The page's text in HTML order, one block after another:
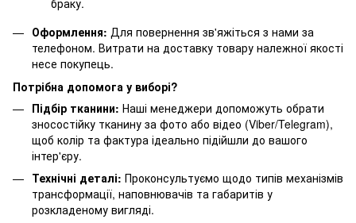
Оформлення: Для повернення зв'яжіться з нами за
телефоном. Витрати на доставку товару належної якості
несе покупець.
Потрібна допомога у виборі?
Підбір тканини: Наші менеджери допоможуть обрати
зносостійку тканину за фото або відео (Viber/Telegram),
щоб колір та фактура ідеально підійшли до вашого
інтер'єру.
Технічні деталі: Проконсультуємо щодо типів механізмів
трансформації, наповнювачів та габаритів у
розкладеному вигляді.